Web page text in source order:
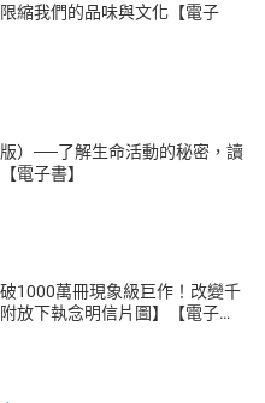
縮我們的品味與文化【電子
）──了解生命活動的秘密，讀
電子書】
1000萬冊現象級巨作！改變千
放下執念明信片圖】【電子